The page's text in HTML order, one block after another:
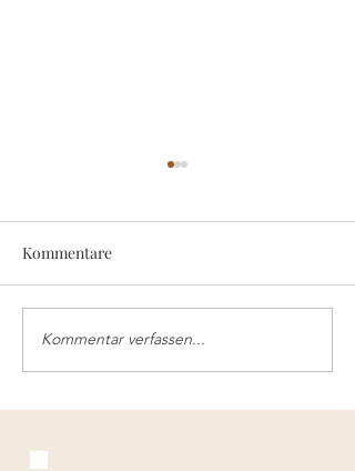
Yoga -
Krankenkassenkurse jetzt
Kommentare
Kommentar verfassen...